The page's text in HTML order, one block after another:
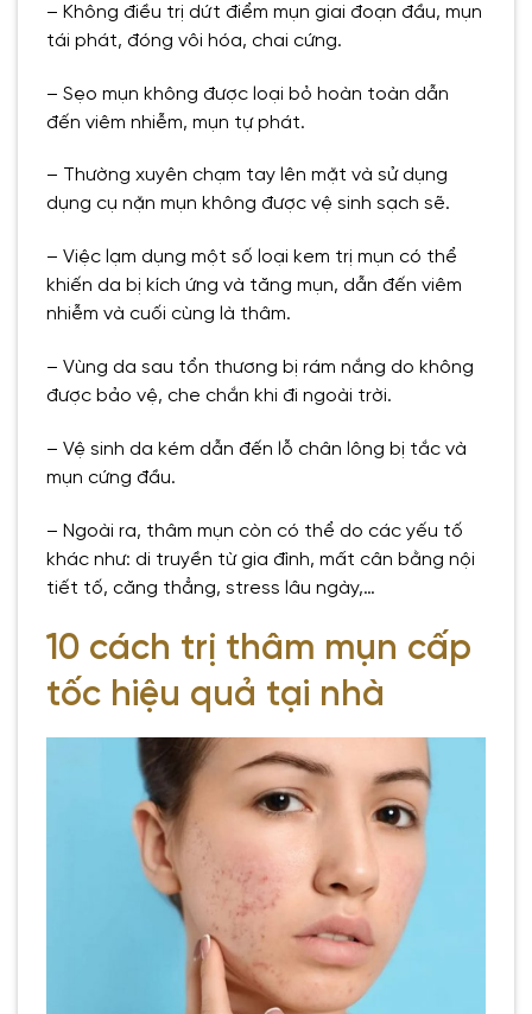
– Không điều trị dứt điểm mụn giai đoạn đầu, mụn
tái phát, đóng vôi hóa, chai cứng.
– Sẹo mụn không được loại bỏ hoàn toàn dẫn
đến viêm nhiễm, mụn tự phát.
– Thường xuyên chạm tay lên mặt và sử dụng
dụng cụ nặn mụn không được vệ sinh sạch sẽ.
– Việc lạm dụng một số loại kem trị mụn có thể
khiến da bị kích ứng và tăng mụn, dẫn đến viêm
nhiễm và cuối cùng là thâm.
– Vùng da sau tổn thương bị rám nắng do không
được bảo vệ, che chắn khi đi ngoài trời.
– Vệ sinh da kém dẫn đến lỗ chân lông bị tắc và
mụn cứng đầu.
– Ngoài ra, thâm mụn còn có thể do các yếu tố
khác như: di truyền từ gia đình, mất cân bằng nội
tiết tố, căng thẳng, stress lâu ngày,…
10 cách trị thâm mụn cấp
tốc hiệu quả tại nhà